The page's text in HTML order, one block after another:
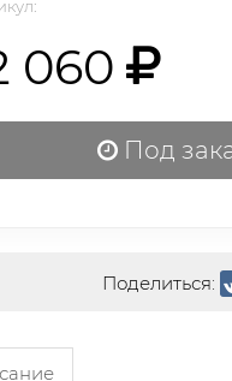
060
Под
Поделиться: